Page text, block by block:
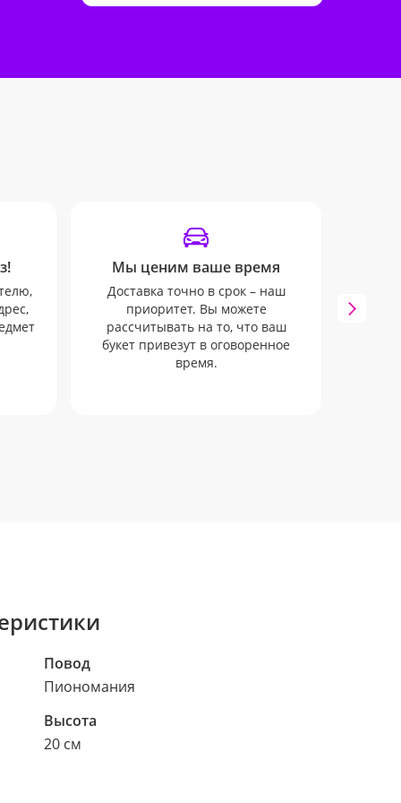
Мы ценим ваше время
Доставка точно в срок – наш
приоритет. Вы можете
рассчитывать на то, что ваш
букет привезут в оговоренное
время.
Повод
Пиономания
Высота
20 см